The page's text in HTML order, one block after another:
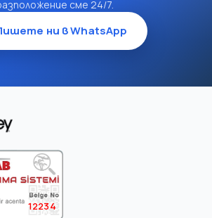
сме 24/7.
ни в WhatsApp
12234